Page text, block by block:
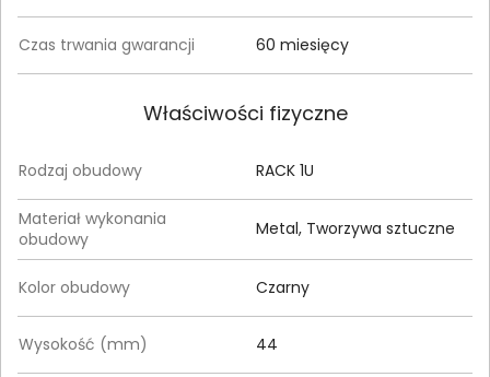
Czas trwania gwarancji 60 miesięcy
Właściwości fizyczne
Rodzaj obudowy RACK 1U
Materiał wykonania
obudowy
Metal, Tworzywa sztuczne
Kolor obudowy Czarny
Wysokość (mm) 44